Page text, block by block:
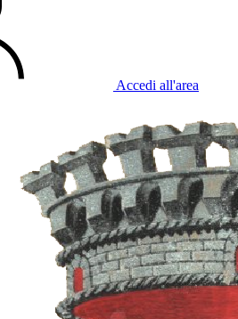
Accedi all'area